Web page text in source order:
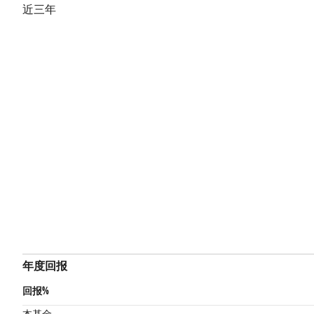
近三年
年度回报
回报%